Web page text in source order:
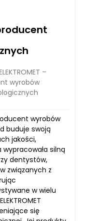
–
wyrobów
wyrobów
buduje swoją
jakości,
silną
dentystów,
związanych z
w wielu
się